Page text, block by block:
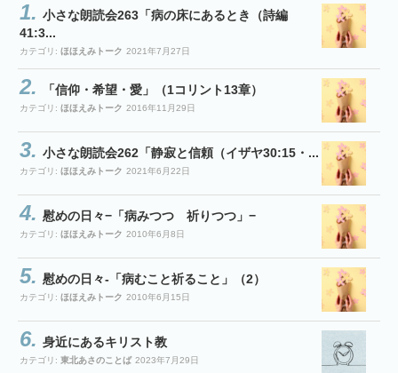
小さな朗読会263「病の床にあるとき（詩編
41:3...
カテゴリ: ほほえみトーク 2021年7月27日
「信仰・希望・愛」（1コリント13章）
カテゴリ: ほほえみトーク 2016年11月29日
小さな朗読会262「静寂と信頼（イザヤ30:15・...
カテゴリ: ほほえみトーク 2021年6月22日
慰めの日々−「病みつつ 祈りつつ」−
カテゴリ: ほほえみトーク 2010年6月8日
慰めの日々-「病むこと祈ること」（2）
カテゴリ: ほほえみトーク 2010年6月15日
身近にあるキリスト教
カテゴリ: 東北あさのことば 2023年7月29日